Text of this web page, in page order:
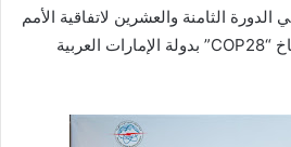
الثامنة والعشرين لاتفاقية الأمم
المتحدة الإطارية لتغير المناخ “COP28” بدولة الإمارات العربية